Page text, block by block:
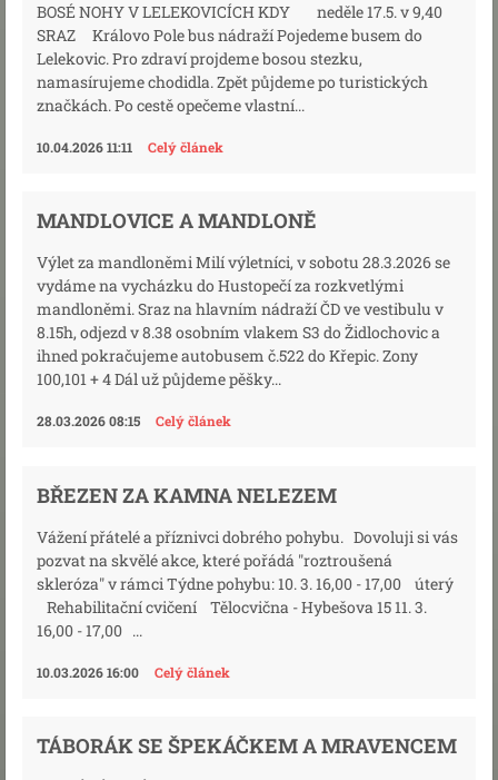
BOSÉ NOHY V LELEKOVICÍCH KDY neděle 17.5. v 9,40
SRAZ Královo Pole bus nádraží Pojedeme busem do
Lelekovic. Pro zdraví projdeme bosou stezku,
namasírujeme chodidla. Zpět půjdeme po turistických
značkách. Po cestě opečeme vlastní...
10.04.2026 11:11 Celý článek
MANDLOVICE A MANDLONĚ
Výlet za mandloněmi Milí výletníci, v sobotu 28.3.2026 se
vydáme na vycházku do Hustopečí za rozkvetlými
mandloněmi. Sraz na hlavním nádraží ČD ve vestibulu v
8.15h, odjezd v 8.38 osobním vlakem S3 do Židlochovic a
ihned pokračujeme autobusem č.522 do Křepic. Zony
100,101 + 4 Dál už půjdeme pěšky...
28.03.2026 08:15 Celý článek
BŘEZEN ZA KAMNA NELEZEM
Vážení přátelé a příznivci dobrého pohybu. Dovoluji si vás
pozvat na skvělé akce, které pořádá "roztroušená
skleróza" v rámci Týdne pohybu: 10. 3. 16,00 - 17,00 úterý
Rehabilitační cvičení Tělocvična - Hybešova 15 11. 3.
16,00 - 17,00 ...
10.03.2026 16:00 Celý článek
TÁBORÁK SE ŠPEKÁČKEM A MRAVENCEM